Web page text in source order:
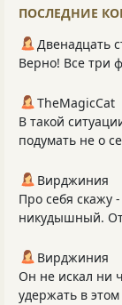
ПОСЛЕДНИЕ
Двенадцать
Верно! Все три
TheMagicCat
В такой
подумать не о
Вирджиния
Про себя скажу
никудышный. От
Вирджиния
Он не искал ни
удержать в